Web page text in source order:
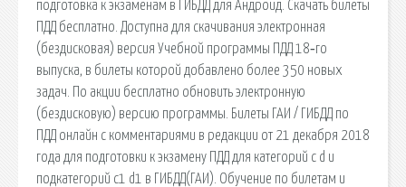
подготовка к экзаменам в ГИБДД для Андроид. Скачать билеты
ПДД бесплатно. Доступна для скачивания электронная
(бездисковая) версия Учебной программы ПДД 18‑го
выпуска, в билеты которой добавлено более 350 новых
задач. По акции бесплатно обновить электронную
(бездисковую) версию программы. Билеты ГАИ / ГИБДД по
ПДД онлайн с комментариями в редакции от 21 декабря 2018
года для подготовки к экзамену ПДД для категорий c d и
подкатегорий c1 d1 в ГИБДД(ГАИ). Обучение по билетам и